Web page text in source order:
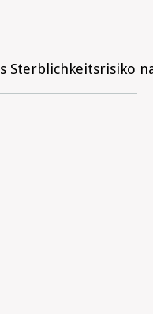
Sterblichkeitsrisiko